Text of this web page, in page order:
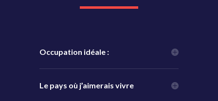
Occupation idéale :
Le pays où j’aimerais vivre